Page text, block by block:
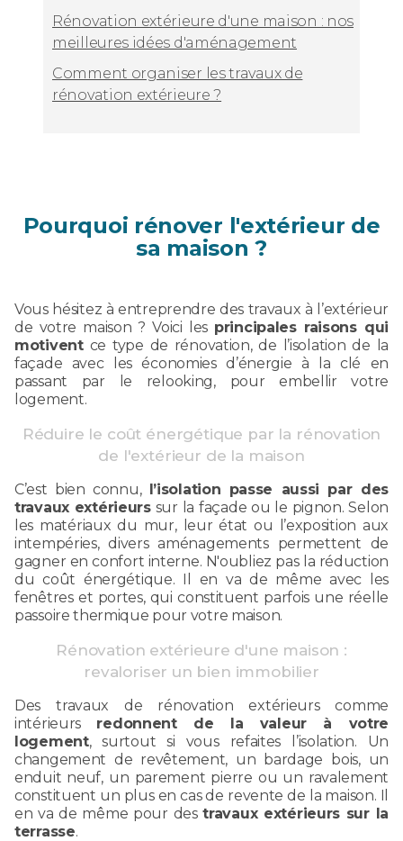
Rénovation extérieure d'une maison : nos
meilleures idées d'aménagement
Comment organiser les travaux de
rénovation extérieure ?
Pourquoi rénover l'extérieur de
sa maison ?
Vous hésitez à entreprendre des travaux à l’extérieur
de votre maison ? Voici les principales raisons qui
motiventce type de rénovation, de l’isolation de la
façade avec les économies d’énergie à la clé en
passant par le relooking, pour embellir votre
logement.
Réduire le coût énergétique par la rénovation
de l'extérieur de la maison
C’est bien connu, l’isolation passe aussi par des
travaux extérieurssur la façade ou le pignon. Selon
les matériaux du mur, leur état ou l’exposition aux
intempéries, divers aménagements permettent de
gagner en confort interne. N'oubliez pas la réduction
du coût énergétique. Il en va de même avec les
fenêtres et portes, qui constituent parfois une réelle
passoire thermique pour votre maison.
Rénovation extérieure d'une maison :
revaloriser un bien immobilier
Des travaux de rénovation extérieurs comme
intérieurs redonnent de la valeur à votre
logement, surtout si vous refaites l’isolation. Un
changement de revêtement, un bardage bois, un
enduit neuf, un parement pierre ou un ravalement
constituent un plus en cas de revente de la maison. Il
en va de même pour destravaux extérieurs sur la
terrasse.